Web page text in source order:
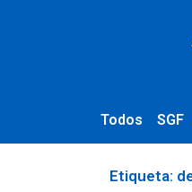
Todos SGF
Etiqueta: